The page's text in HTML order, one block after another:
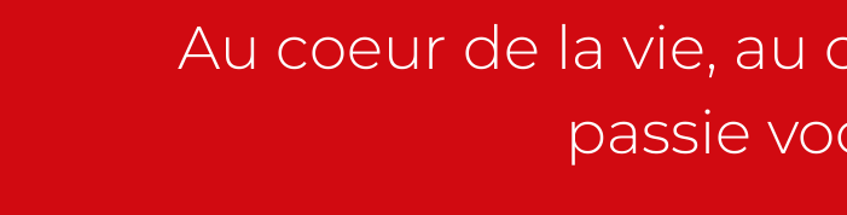
Au coeur de la vie, au
passie